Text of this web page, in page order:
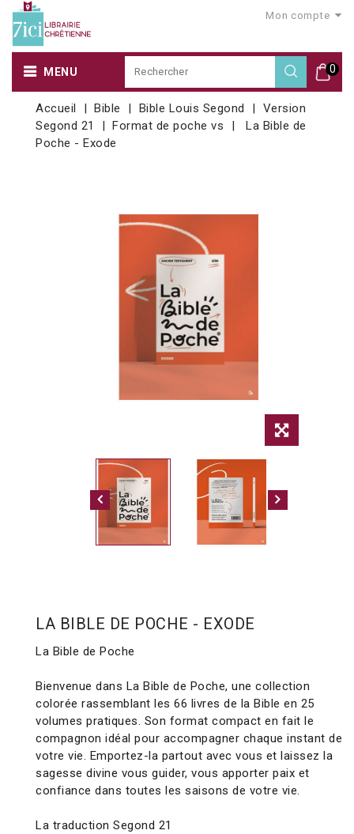
Mon compte
0
MENU
Accueil Bible Bible Louis Segond
Version
Segond 21
Format de poche vs
La Bible de
Poche - Exode
LA BIBLE DE POCHE - EXODE
La Bible de Poche
Bienvenue dans La Bible de Poche, une collection
colorée rassemblant les 66 livres de la Bible en 25
volumes pratiques. Son format compact en fait le
compagnon idéal pour accompagner chaque instant de
votre vie. Emportez-la partout avec vous et laissez la
sagesse divine vous guider, vous apporter paix et
confiance dans toutes les saisons de votre vie.
La traduction Segond 21